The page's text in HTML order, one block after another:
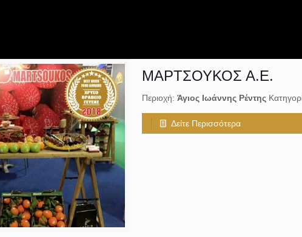
ΜΑΡΤΣΟΥΚΟΣ Α.Ε.
Περιοχή: Άγιος Ιωάννης Ρέντης
Δείτε Περισσότερα